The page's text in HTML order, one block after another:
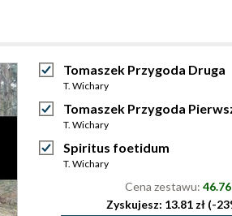
Tomaszek Przygoda Druga
T. Wichary
Tomaszek Przygoda
T. Wichary
Spiritus foetidum
T. Wichary
Cena zestawu: 46.76
Zyskujesz: 13.81 zł (-